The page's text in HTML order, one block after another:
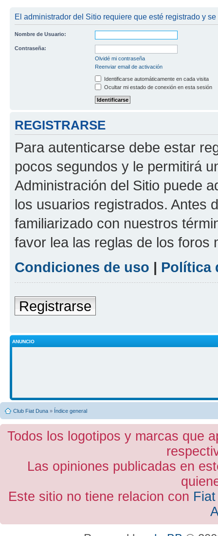
El administrador del Sitio requiere que esté registrado y
Nombre de Usuario:
Contraseña:
Olvidé mi contraseña
Reenviar email de activación
Identificarse automáticamente en cada visita
Ocultar mi estado de conexión en esta sesión
REGISTRARSE
Para autenticarse debe estar
pocos segundos y le permitirá
Administración del Sitio puede
los usuarios registrados. Antes
familiarizado con nuestros
favor lea las reglas de los foros
Condiciones de uso | Política
Registrarse
ANUNCIO
Club Fiat Duna » Índice general
Todos los logotipos y marcas que
Las opiniones publicadas en
Este sitio no tiene relacion con